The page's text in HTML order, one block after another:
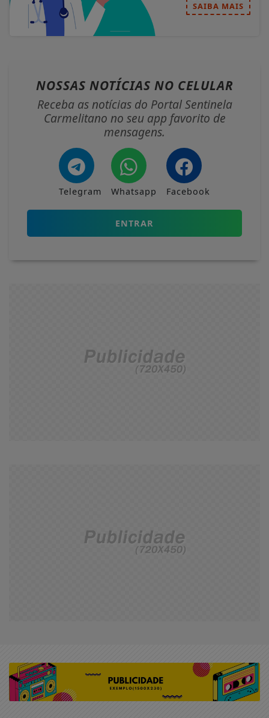
SAIBA MAIS
NOSSAS NOTÍCIAS NO CELULAR
Receba as notícias do Portal Sentinela
Carmelitano no seu app favorito de
mensagens.
Telegram Whatsapp Facebook
ENTRAR